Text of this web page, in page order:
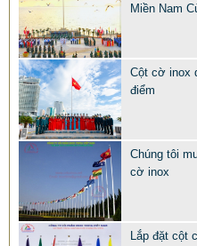
Mẫu: QUA TANG
Miền Nam
Cột cờ inox
điểm
Chúng tôi
cờ inox
Lắp đặt cột